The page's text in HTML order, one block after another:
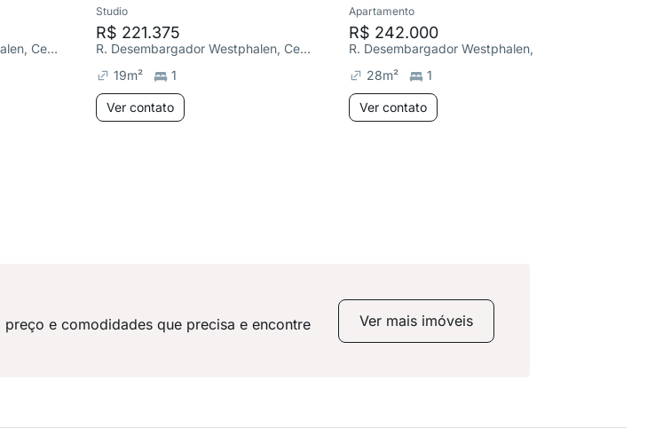
R. Desembargador Westphalen, Centro
Studio
R$ 221.375
R. Desembargador Westphalen, Centro
19m² 1
Ver contato
Apartamento
R$ 242.000
28m² 1
Ver contato
e comodidades que precisa e encontre
Ver mais imóveis